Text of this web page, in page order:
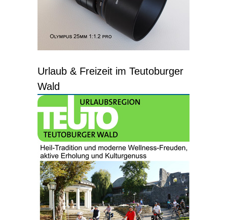
Urlaub & Freizeit im Teutoburger
Wald